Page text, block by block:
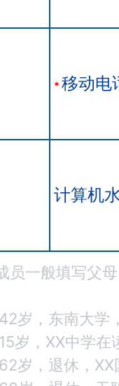
* 移动电
计算机